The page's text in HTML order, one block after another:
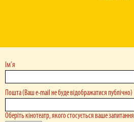
Ім’я
Пошта (Ваш e-mail не буде відображатися публічно)
Оберіть кінотеатр, якого стосується ваше запитання